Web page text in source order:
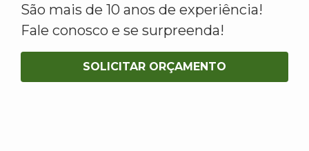
São mais de 10 anos de experiência!
Fale conosco e se surpreenda!
SOLICITAR ORÇAMENTO